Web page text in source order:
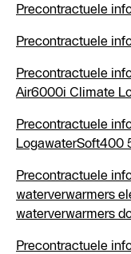
Precontractuele
Precontractuele
Precontractuele
Air6000i Climate
Precontractuele
LogawaterSoft400
Precontractuele
waterverwarmers
waterverwarmers
Precontractuele